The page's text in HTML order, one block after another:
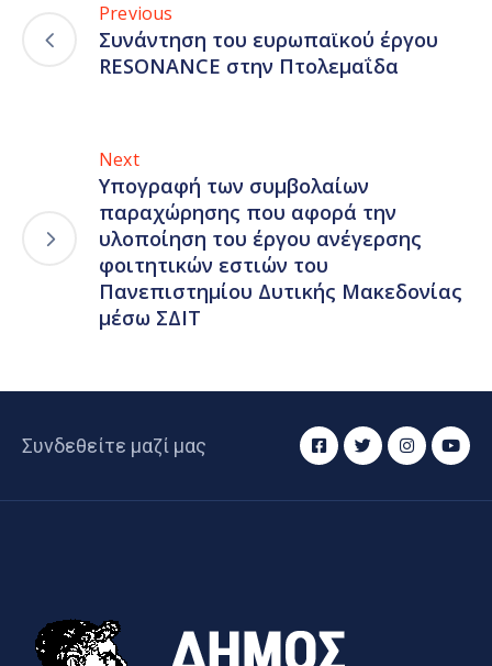
Previous
Συνάντηση του ευρωπαϊκού έργου
RESONANCE στην Πτολεμαΐδα
Next
Υπογραφή των συμβολαίων
παραχώρησης που αφορά την
υλοποίηση του έργου ανέγερσης
φοιτητικών εστιών του
Πανεπιστημίου Δυτικής Μακεδονίας
μέσω ΣΔΙΤ
Συνδεθείτε μαζί μας